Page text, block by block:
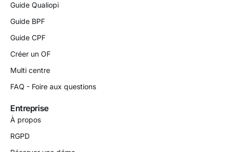
Guide Qualiopi
Guide BPF
Guide CPF
Créer un OF
Multi centre
FAQ - Foire aux questions
Entreprise
À propos
RGPD